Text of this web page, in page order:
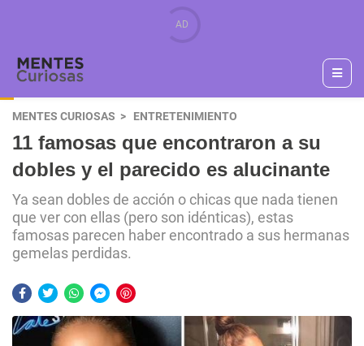
MENTES CURIOSAS ENTRETENIMIENTO
11 famosas que encontraron a su
dobles y el parecido es alucinante
Ya sean dobles de acción o chicas que nada tienen
que ver con ellas (pero son idénticas), estas
famosas parecen haber encontrado a sus hermanas
gemelas perdidas.